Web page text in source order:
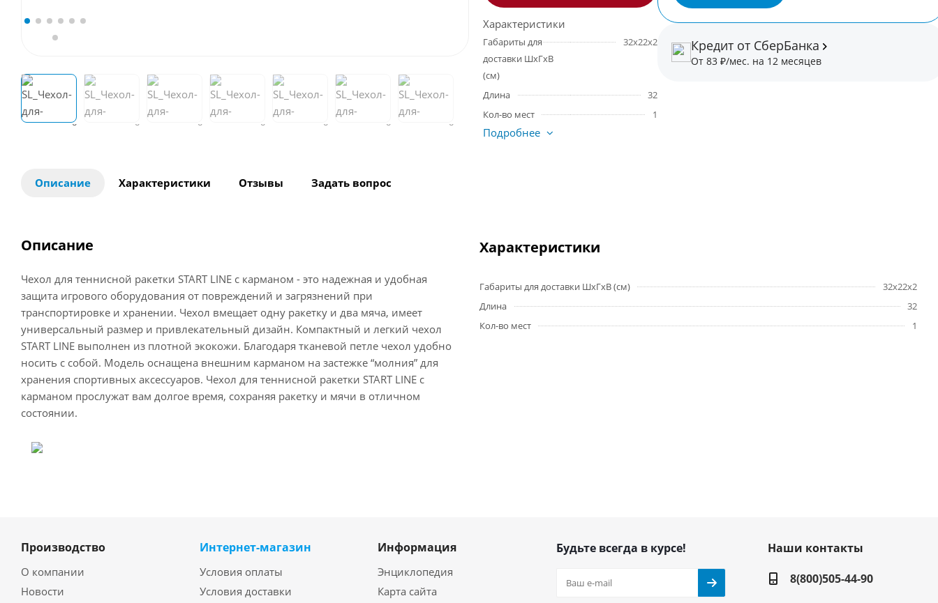
Характеристики
Габариты для
доставки ШхГхВ
(см)
32x22x2
Длина
32
Кол-во мест
1
Подробнее
Кредит от СберБанка
От 83 ₽/мес. на 12 месяцев
Описание Характеристики Отзывы Задать вопрос
Описание
Чехол для теннисной ракетки START LINE с карманом - это надежная и удобная
защита игрового оборудования от повреждений и загрязнений при
транспортировке и хранении. Чехол вмещает одну ракетку и два мяча, имеет
универсальный размер и привлекательный дизайн. Компактный и легкий чехол
START LINE выполнен из плотной экокожи. Благодаря тканевой петле чехол удобно
носить с собой. Модель оснащена внешним карманом на застежке “молния” для
хранения спортивных аксессуаров. Чехол для теннисной ракетки START LINE с
карманом прослужат вам долгое время, сохраняя ракетку и мячи в отличном
состоянии.
Характеристики
Габариты для доставки ШхГхВ (см)
32x22x2
Длина
32
Кол-во мест
1
Производство
О компании
Новости
Интернет-магазин
Условия оплаты
Условия доставки
Информация
Энциклопедия
Карта сайта
Будьте всегда в курсе!
Наши контакты
8(800)505-44-90